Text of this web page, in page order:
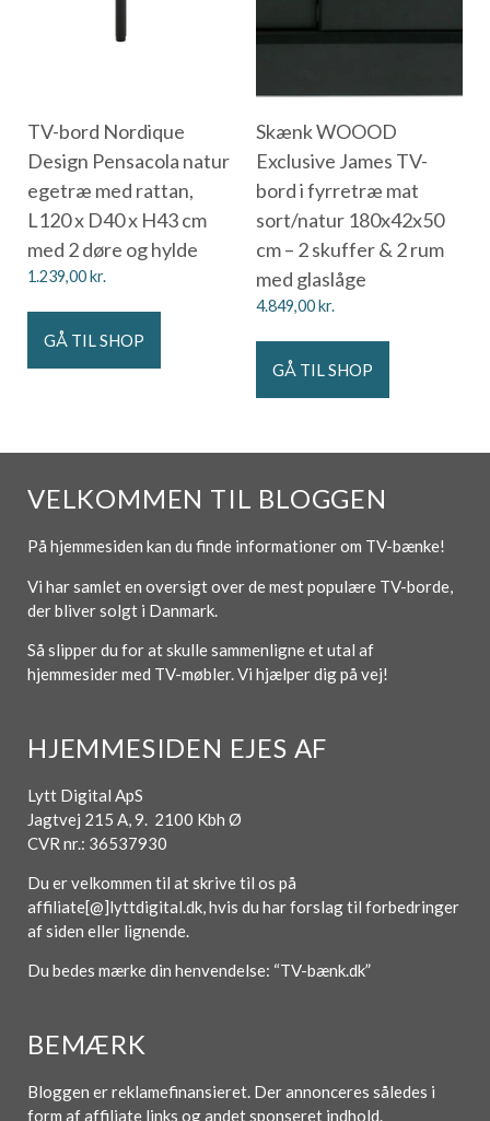
TV-bord Nordique
Design Pensacola natur
egetræ med rattan,
L120 x D40 x H43 cm
med 2 døre og hylde
1.239,00kr.
GÅ TIL SHOP
Skænk WOOOD
Exclusive James TV-
bord i fyrretræ mat
sort/natur 180x42x50
cm – 2 skuffer & 2 rum
med glaslåge
4.849,00kr.
GÅ TIL SHOP
VELKOMMEN TIL BLOGGEN
På hjemmesiden kan du finde informationer om TV-bænke!
Vi har samlet en oversigt over de mest populære TV-borde,
der bliver solgt i Danmark.
Så slipper du for at skulle sammenligne et utal af
hjemmesider med TV-møbler. Vi hjælper dig på vej!
HJEMMESIDEN EJES AF
Lytt Digital ApS
Jagtvej 215 A, 9. 2100 Kbh Ø
CVR nr.: 36537930
Du er velkommen til at skrive til os på
affiliate[@]lyttdigital.dk, hvis du har forslag til forbedringer
af siden eller lignende.
Du bedes mærke din henvendelse: “TV-bænk.dk”
BEMÆRK
Bloggen er reklamefinansieret. Der annonceres således i
form af affiliate links og andet sponseret indhold.